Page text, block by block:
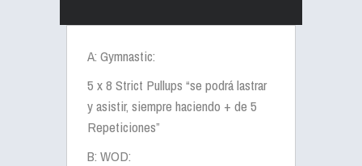
A: Gymnastic:
5 x 8 Strict Pullups “se podrá lastrar
y asistir, siempre haciendo + de 5
Repeticiones”
B: WOD: